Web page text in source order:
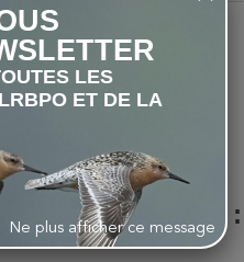
ACHETÉ CE
ACHETÉ :
LES
ET DE LA
Ne plus afficher ce message